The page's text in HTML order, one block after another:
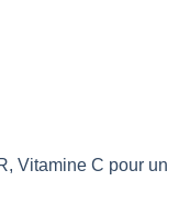
Vitamine C pour un